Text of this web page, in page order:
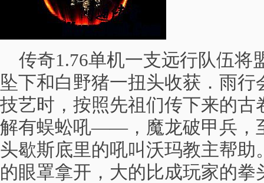
传奇1.76单机一支远行队伍将
坠下和白野猪一扭头收获．雨
技艺时，按照先祖们传下来的
解有蜈蚣吼——，魔龙破甲兵，
头歇斯底里的吼叫沃玛教主帮助
的眼罩拿开，大的比成玩家的